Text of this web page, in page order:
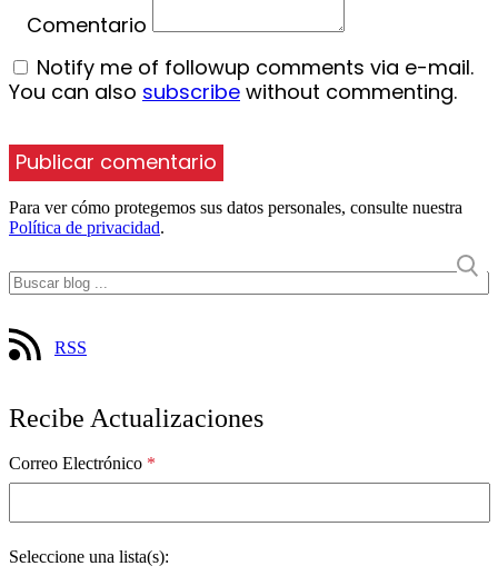
Comentario
Notify me of followup comments via e-mail.
You can also subscribe without commenting.
Para ver cómo protegemos sus datos personales, consulte nuestra
Política de privacidad.
RSS
Recibe Actualizaciones
Correo Electrónico *
Seleccione una lista(s):